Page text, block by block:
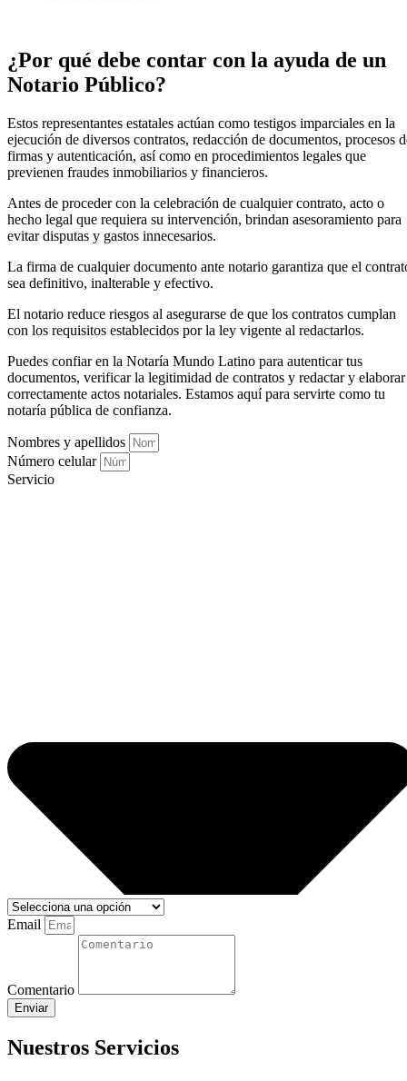
¿Por qué debe contar con la ayuda de un
Notario Público?
Estos representantes estatales actúan como testigos imparciales en la
ejecución de diversos contratos, redacción de documentos, procesos
firmas y autenticación, así como en procedimientos legales que
previenen fraudes inmobiliarios y financieros.
Antes de proceder con la celebración de cualquier contrato, acto o
hecho legal que requiera su intervención, brindan asesoramiento para
evitar disputas y gastos innecesarios.
La firma de cualquier documento ante notario garantiza que el
sea definitivo, inalterable y efectivo.
El notario reduce riesgos al asegurarse de que los contratos cumplan
con los requisitos establecidos por la ley vigente al redactarlos.
Puedes confiar en la Notaría Mundo Latino para autenticar tus
documentos, verificar la legitimidad de contratos y redactar y elaborar
correctamente actos notariales. Estamos aquí para servirte como tu
notaría pública de confianza.
Nombres y apellidos
Número celular
Servicio
Email
Comentario
Enviar
Nuestros Servicios